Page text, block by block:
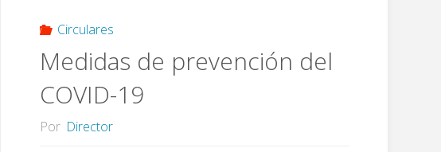
Circulares
Medidas de prevención del
COVID-19
Por Director